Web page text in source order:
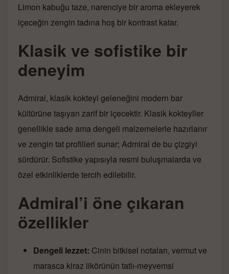
Limon kabuğu taze, narenciye bir aroma ekleyerek
içeceğin zengin tadına hoş bir kontrast katar.
Klasik ve sofistike bir
deneyim
Admiral, klasik kokteyl geleneğini modern bar
kültürüne taşıyan zarif bir içecektir. Klasik kokteyller
genellikle sade ama dengeli malzemelerle hazırlanır
ve zengin tat profilleri sunar; Admiral de bu çizgiyi
sürdürür. Sofistike yapısıyla resmi buluşmalarda ve
özel etkinliklerde tercih edilebilir.
Admiral’i öne çıkaran
özellikler
Dengeli lezzet: Cinin bitkisel notaları, vermut ve
marasca kiraz likörünün tatlı-meyvemsi